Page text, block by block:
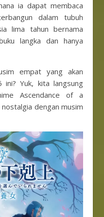
ia dapat membaca
dalam tubuh
lima tahun bernama
langka dan hanya
empat yang akan
Yuk, kita langsung
Ascendance of a
dengan musim